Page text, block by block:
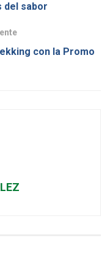
del sabor
con la Promo